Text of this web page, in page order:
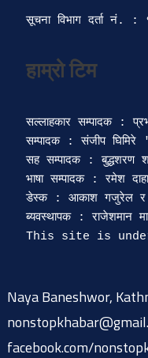
सूचना विभाग दर्ता‍ नं.
हाम्रो टिम
सल्लाहकार सम्पादक :
सम्पादक : संजीप घिमिरे
सह सम्पादक : बुद्धशरण
भाषा सम्पादक : रमेश
डेस्क : आकाश गजुरेल र
ब्यवस्थापक : राजेशमान
Naya Baneshwor,
facebook.com/